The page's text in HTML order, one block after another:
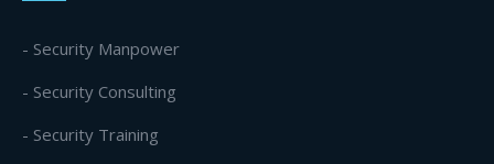
- Security Manpower
- Security Consulting
- Security Training